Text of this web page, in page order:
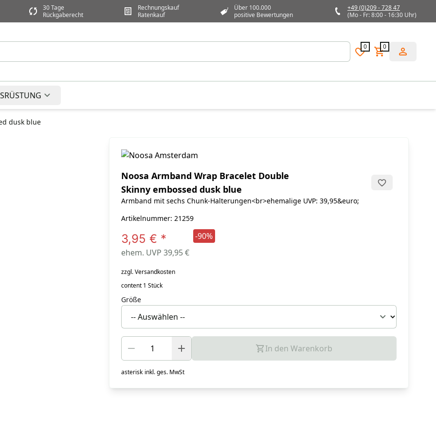
30 Tage
Rückgaberecht
Rechnungskauf
Ratenkauf
Über 100.000
positive Bewertungen
+49 (0)209 - 728 47
(Mo - Fr: 8:00 - 16:30 Uhr)
0 0
dusk blue
Noosa Armband Wrap Bracelet Double
Skinny embossed dusk blue
Armband mit sechs Chunk-Halterungen<br>ehemalige UVP: 39,95&euro;
Artikelnummer: 21259
3,95 € *
ehem. UVP 39,95 €
-90%
zzgl. Versandkosten
content 1 Stück
Größe
In den Warenkorb
asterisk inkl. ges. MwSt